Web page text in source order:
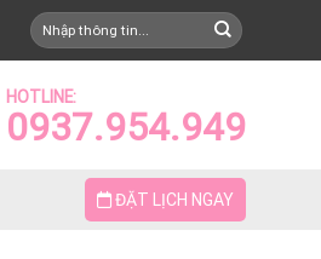
HOTLINE:
0937.954.949
ĐẶT LỊCH NGAY